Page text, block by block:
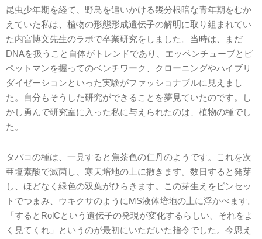
昆虫少年期を経て、野鳥を追いかける幾分根暗な青年期をむか
えていた私は、植物の形態形成遺伝子の解明に取り組まれてい
た内宮博文先生のラボで卒業研究をしました。当時は、まだ
DNAを扱うこと自体がトレンドであり、エッペンチューブとピ
ペットマンを握ってのベンチワーク、クローニングやハイブリ
ダイゼーションといった実験がファッショナブルに見えまし
た。自分もそうした研究ができることを夢見ていたのです。し
かし勇んで研究室に入った私に与えられたのは、植物の種でし
た。
タバコの種は、一見すると焦茶色の仁丹のようです。これを次
亜塩素酸で滅菌し、寒天培地の上に撒きます。数日すると発芽
し、ほどなく緑色の双葉がひらきます。この芽生えをピンセッ
トでつまみ、ウキクサのようにMS液体培地の上に浮かべます。
「するとRolCという遺伝子の発現が変化するらしい、それをよ
く見てくれ」というのが最初にいただいた指令でした。今思え